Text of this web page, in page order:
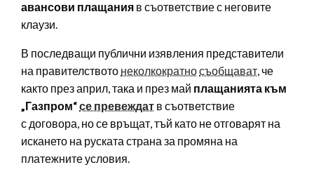
авансови плащания в съответствие с неговите
клаузи.
В последващи публични изявления представители
на правителството неколкократносъобщават, че
както през април, така и през май плащанията към
„Газпром“се превеждат в съответствие
с договора, но се връщат, тъй като не отговарят на
искането на руската страна за промяна на
платежните условия.